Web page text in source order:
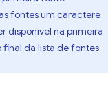
fontes um caractere
disponível na primeira
final da lista de fontes